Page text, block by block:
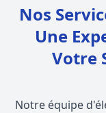
Nos
Une
Votre
Notre équipe